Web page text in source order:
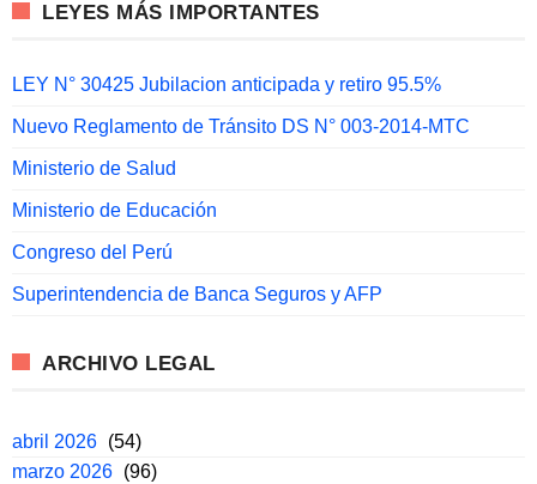
LEYES MÁS IMPORTANTES
LEY N° 30425 Jubilacion anticipada y retiro 95.5%
Nuevo Reglamento de Tránsito DS N° 003-2014-MTC
Ministerio de Salud
Ministerio de Educación
Congreso del Perú
Superintendencia de Banca Seguros y AFP
ARCHIVO LEGAL
abril 2026 (54)
marzo 2026 (96)